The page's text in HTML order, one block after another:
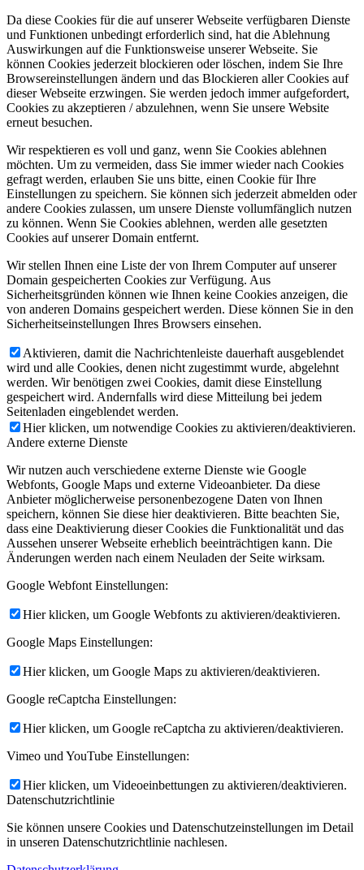
Da diese Cookies für die auf unserer Webseite verfügbaren Dienste
und Funktionen unbedingt erforderlich sind, hat die Ablehnung
Auswirkungen auf die Funktionsweise unserer Webseite. Sie
können Cookies jederzeit blockieren oder löschen, indem Sie Ihre
Browsereinstellungen ändern und das Blockieren aller Cookies auf
dieser Webseite erzwingen. Sie werden jedoch immer aufgefordert,
Cookies zu akzeptieren / abzulehnen, wenn Sie unsere Website
erneut besuchen.
Wir respektieren es voll und ganz, wenn Sie Cookies ablehnen
möchten. Um zu vermeiden, dass Sie immer wieder nach Cookies
gefragt werden, erlauben Sie uns bitte, einen Cookie für Ihre
Einstellungen zu speichern. Sie können sich jederzeit abmelden oder
andere Cookies zulassen, um unsere Dienste vollumfänglich nutzen
zu können. Wenn Sie Cookies ablehnen, werden alle gesetzten
Cookies auf unserer Domain entfernt.
Wir stellen Ihnen eine Liste der von Ihrem Computer auf unserer
Domain gespeicherten Cookies zur Verfügung. Aus
Sicherheitsgründen können wie Ihnen keine Cookies anzeigen, die
von anderen Domains gespeichert werden. Diese können Sie in den
Sicherheitseinstellungen Ihres Browsers einsehen.
Aktivieren, damit die Nachrichtenleiste dauerhaft ausgeblendet
wird und alle Cookies, denen nicht zugestimmt wurde, abgelehnt
werden. Wir benötigen zwei Cookies, damit diese Einstellung
gespeichert wird. Andernfalls wird diese Mitteilung bei jedem
Seitenladen eingeblendet werden.
Hier klicken, um notwendige Cookies zu aktivieren/deaktivieren.
Andere externe Dienste
Wir nutzen auch verschiedene externe Dienste wie Google
Webfonts, Google Maps und externe Videoanbieter. Da diese
Anbieter möglicherweise personenbezogene Daten von Ihnen
speichern, können Sie diese hier deaktivieren. Bitte beachten Sie,
dass eine Deaktivierung dieser Cookies die Funktionalität und das
Aussehen unserer Webseite erheblich beeinträchtigen kann. Die
Änderungen werden nach einem Neuladen der Seite wirksam.
Google Webfont Einstellungen:
Hier klicken, um Google Webfonts zu aktivieren/deaktivieren.
Google Maps Einstellungen:
Hier klicken, um Google Maps zu aktivieren/deaktivieren.
Google reCaptcha Einstellungen:
Hier klicken, um Google reCaptcha zu aktivieren/deaktivieren.
Vimeo und YouTube Einstellungen:
Hier klicken, um Videoeinbettungen zu aktivieren/deaktivieren.
Datenschutzrichtlinie
Sie können unsere Cookies und Datenschutzeinstellungen im Detail
in unseren Datenschutzrichtlinie nachlesen.